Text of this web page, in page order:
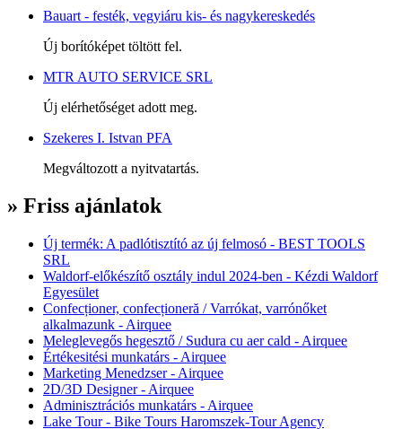
Bauart - festék, vegyiáru kis- és nagykereskedés
Új borítóképet töltött fel.
MTR AUTO SERVICE SRL
Új elérhetőséget adott meg.
Szekeres I. Istvan PFA
Megváltozott a nyitvatartás.
» Friss ajánlatok
Új termék: A padlótisztító az új felmosó - BEST TOOLS
SRL
Waldorf-előkészítő osztály indul 2024-ben - Kézdi Waldorf
Egyesület
Confecționer, confecționeră / Varrókat, varrónőket
alkalmazunk - Airquee
Meleglevegős hegesztő / Sudura cu aer cald - Airquee
Értékesitési munkatárs - Airquee
Marketing Menedzser - Airquee
2D/3D Designer - Airquee
Adminisztrációs munkatárs - Airquee
Lake Tour - Bike Tours Haromszek-Tour Agency